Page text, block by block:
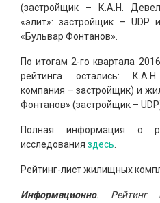
(застройщик – К.А.Н.
«элит»: застройщик –
«Бульвар Фонтанов».
По итогам 2-го квартала
рейтинга остались:
компания – застройщик) и
Фонтанов» (застройщик –
Полная информация о
исследования здесь.
Рейтинг-лист жилищных
Информационно. Рейтинг